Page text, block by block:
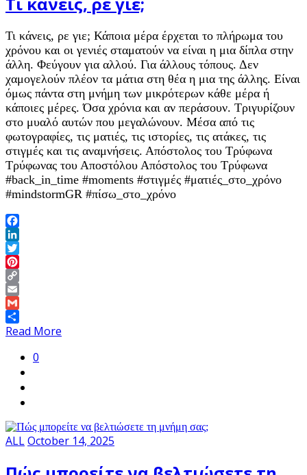
Τι κάνεις, ρε γιε; Κάποια μέρα έρχεται το πλήρωμα του
χρόνου και οι γενιές σταματούν να είναι η μια δίπλα στην
άλλη. Φεύγουν για αλλού. Για άλλους τόπους. Δεν
χαμογελούν πλέον τα μάτια στη θέα η μια της άλλης. Είναι
όμως πάντα στη μνήμη των μικρότερων κάθε μέρα ή
κάποιες μέρες. Όσα χρόνια και αν περάσουν. Τριγυρίζουν
στο μυαλό αυτών που μεγαλώνουν. Μέσα από τις
φωτογραφίες, τις ματιές, τις ιστορίες, τις ατάκες, τις
στιγμές και τις αναμνήσεις. Απόστολος του Τρύφωνα
Τρύφωνας του Αποστόλου Απόστολος του Τρύφωνα
#back_in_time #moments #στιγμές #ματιές_στο_χρόνο
#mindstormGR #πίσω_στο_χρόνο
Facebook
LinkedIn
Twitter
Pinterest
Copy
Link
Email
Gmail
Share
Read More
0
ALLOctober 14, 2025